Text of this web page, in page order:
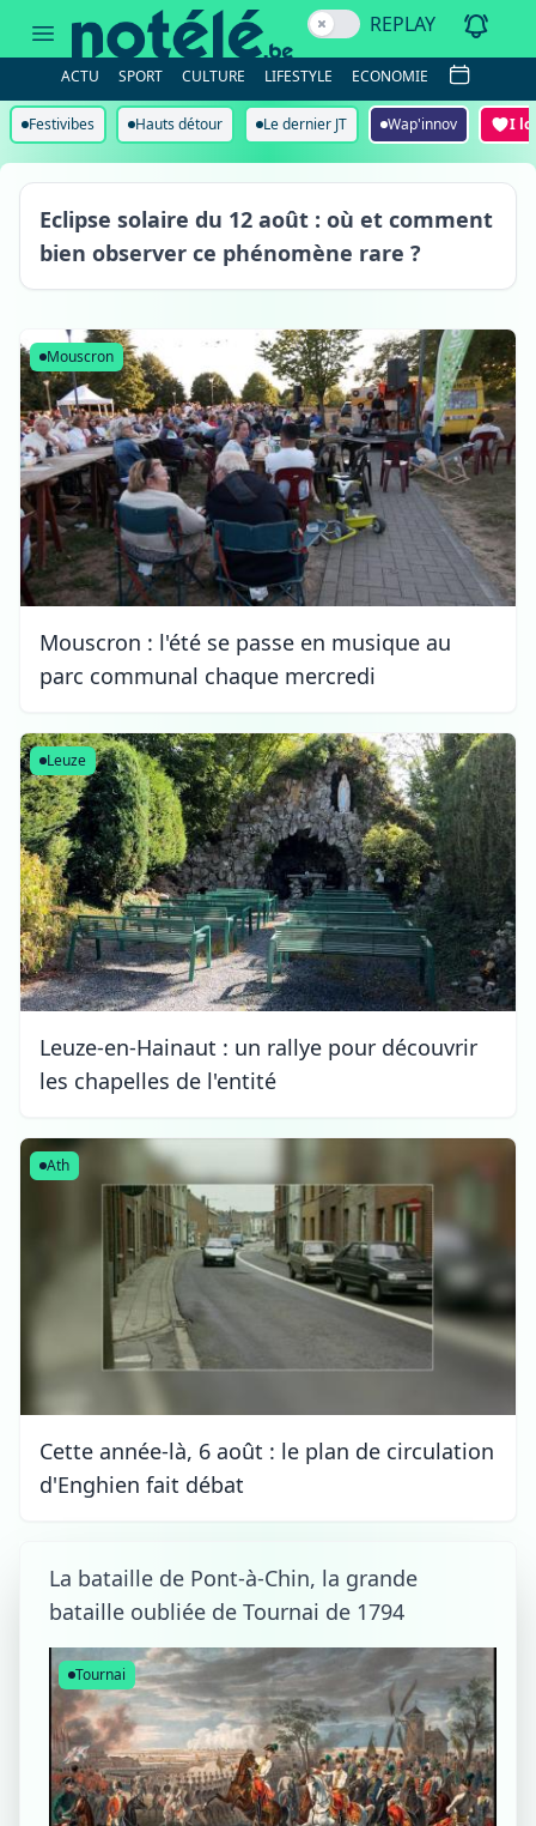
REPLAY
ACTU SPORT CULTURE LIFESTYLE ECONOMIE
Festivibes Hauts détour Le dernier JT Wap'innov I
Eclipse solaire du 12 août : où et comment
bien observer ce phénomène rare ?
Mouscron
Mouscron : l'été se passe en musique au
parc communal chaque mercredi
Leuze
Leuze-en-Hainaut : un rallye pour découvrir
les chapelles de l'entité
Ath
Cette année-là, 6 août : le plan de circulation
d'Enghien fait débat
La bataille de Pont-à-Chin, la grande
bataille oubliée de Tournai de 1794
Tournai